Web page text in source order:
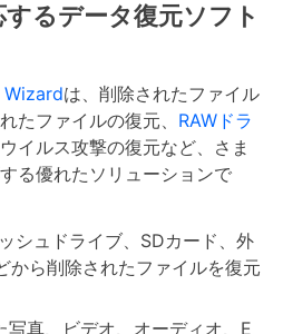
るデータ復元ソフト
Wizardは、削除されたファイル
たファイルの復元、 RAWドラ
イルス攻撃の復元など、さま
る優れたソリューションで
シュドライブ、SDカード、外
から削除されたファイルを復元
真、ビデオ、オーディオ、E